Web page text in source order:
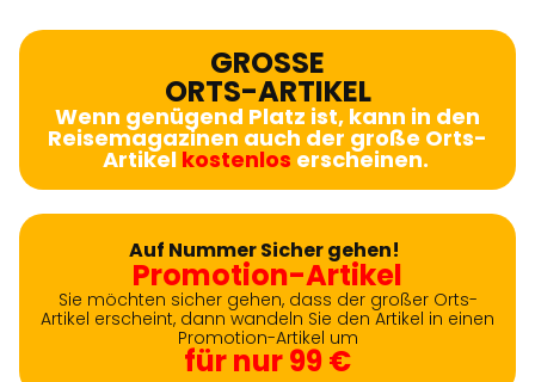
GROSSE
ORTS-ARTIKEL
Wenn genügend Platz ist, kann in den
Reisemagazinen auch der große Orts-
Artikel kostenlos erscheinen.
Auf Nummer Sicher gehen!
Promotion-Artikel
Sie möchten sicher gehen, dass der großer Orts-
Artikel erscheint, dann wandeln Sie den Artikel in einen
Promotion-Artikel um
für nur 99 €